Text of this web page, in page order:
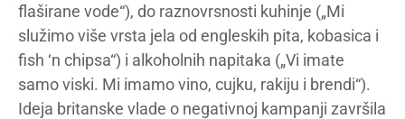
flaširane vode“), do raznovrsnosti kuhinje („Mi
služimo više vrsta jela od engleskih pita, kobasica i
fish ‘n chipsa“) i alkoholnih napitaka („Vi imate
samo viski. Mi imamo vino, cujku, rakiju i brendi“).
Ideja britanske vlade o negativnoj kampanji završila